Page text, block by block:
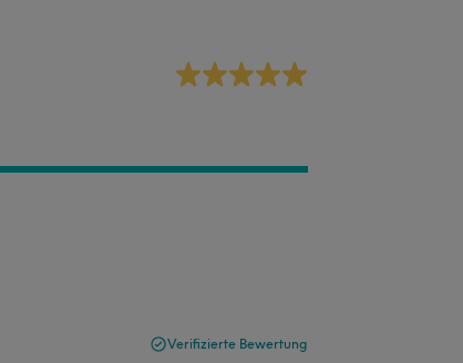
Verifizierte Bewertung